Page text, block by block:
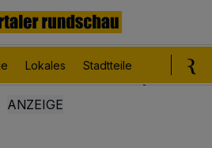
Lokales Stadtteile